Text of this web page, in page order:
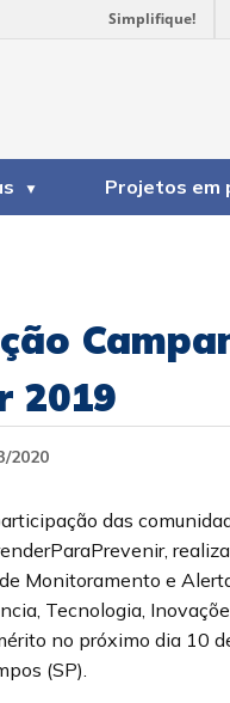
Simplifique!
Projetos em
2019
2020
das
Monitoramento e
Tecnologia,
no próximo dia 10
(SP).